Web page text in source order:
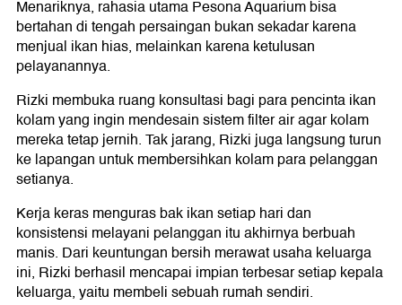
Menariknya, rahasia utama Pesona Aquarium bisa
bertahan di tengah persaingan bukan sekadar karena
menjual ikan hias, melainkan karena ketulusan
pelayanannya.
Rizki membuka ruang konsultasi bagi para pencinta ikan
kolam yang ingin mendesain sistem filter air agar kolam
mereka tetap jernih. Tak jarang, Rizki juga langsung turun
ke lapangan untuk membersihkan kolam para pelanggan
setianya.
Kerja keras menguras bak ikan setiap hari dan
konsistensi melayani pelanggan itu akhirnya berbuah
manis. Dari keuntungan bersih merawat usaha keluarga
ini, Rizki berhasil mencapai impian terbesar setiap kepala
keluarga, yaitu membeli sebuah rumah sendiri.